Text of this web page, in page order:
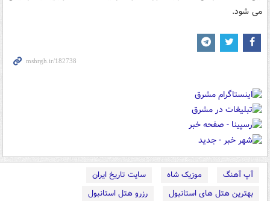
می شود.
آپ آهنگ موزیک شاه
سایت تاریخ ایران
بهترین هتل های استانبول
رزرو هتل استانبول